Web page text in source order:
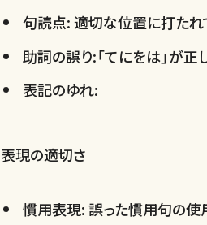
句読点: 適切な位置に打たれ
助詞の誤り:「てにをは」が正
表記のゆれ:
表現の適切さ
慣用表現: 誤った慣用句の使